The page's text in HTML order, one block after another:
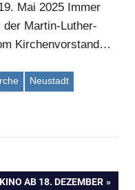
Mai 2025 Immer
Martin-Luther-
Kirchenvorstand…
Neustadt
AB 18. DEZEMBER